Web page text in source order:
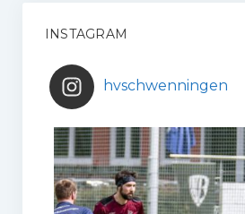
INSTAGRAM
hvschwenningen